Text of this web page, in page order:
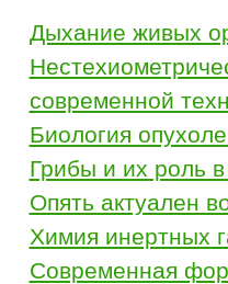
Дыхание живых
современной
Биология
Грибы и их роль
Опять актуален
Химия инертных
Современная